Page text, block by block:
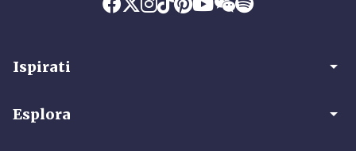
Ispirati arrow_drop_down
Esplora arrow_drop_down